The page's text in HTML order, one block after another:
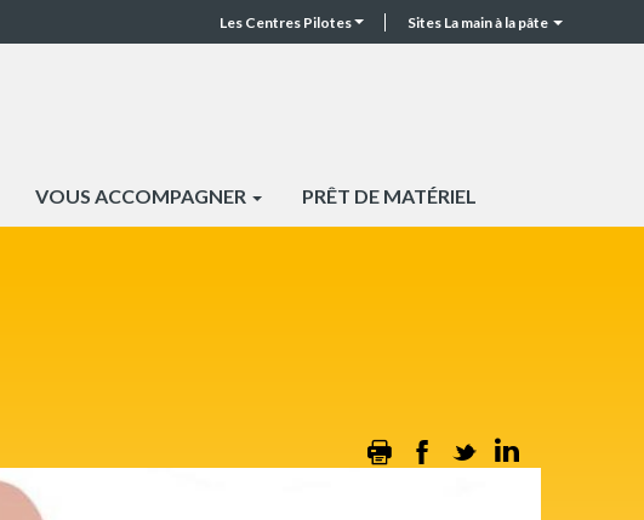
CP
Les Centres Pilotes Sites La main à la pâte
VOUS ACCOMPAGNER PRÊT DE MATÉRIEL
Print Facebook
Twitter